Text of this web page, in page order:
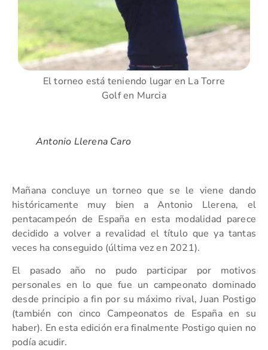
El torneo está teniendo lugar en La Torre
Golf en Murcia
Antonio Llerena Caro
Mañana concluye un torneo que se le viene dando
históricamente muy bien a Antonio Llerena, el
pentacampeón de España en esta modalidad parece
decidido a volver a revalidad el título que ya tantas
veces ha conseguido (última vez en 2021).
El pasado año no pudo participar por motivos
personales en lo que fue un campeonato dominado
desde principio a fin por su máximo rival, Juan Postigo
(también con cinco Campeonatos de España en su
haber). En esta edición era finalmente Postigo quien no
podía acudir.